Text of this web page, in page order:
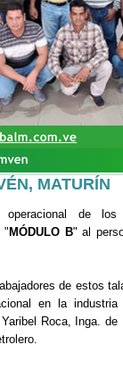
MATURÍN
operacional de
"MÓDULO B" al
de estos
en la industria
Roca, Inga.